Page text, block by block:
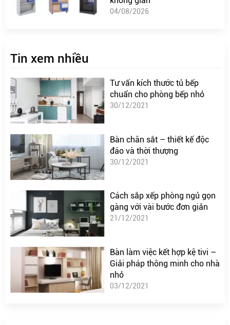
04/08/2026
Tin xem nhiều
Tư vấn kích thước tủ bếp
chuẩn cho phòng bếp nhỏ
30/12/2021
Bàn chân sắt – thiết kế độc
đáo và thời thượng
30/12/2021
Cách sắp xếp phòng ngủ gọn
gàng với vài bước đơn giản
21/12/2021
Bàn làm việc kết hợp kệ tivi –
Giải pháp thông minh cho nhà
nhỏ
03/12/2021